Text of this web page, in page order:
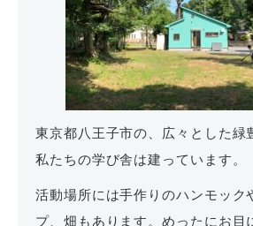
東京都八王子市の、広々とした緑
私たちの学び舎は建っています。
活動場所には手作りのハンモック
プ、畑もあります。めったにお目